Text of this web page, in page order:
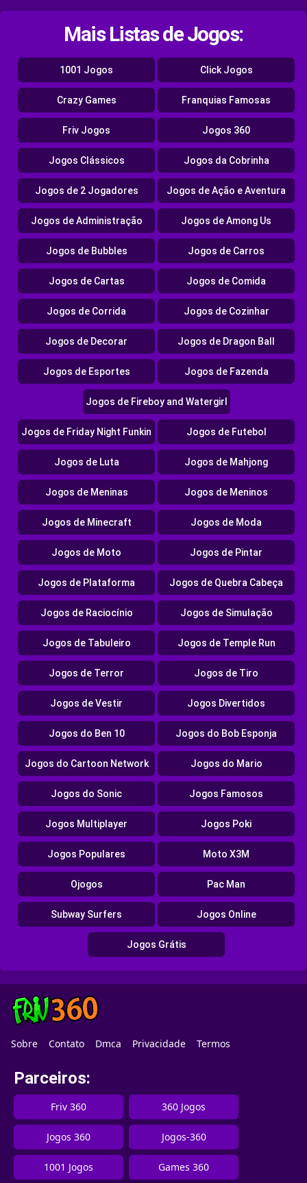
Mais Listas de Jogos:
1001 Jogos Click Jogos
Crazy Games Franquias Famosas
Friv Jogos Jogos 360
Jogos Clássicos Jogos da Cobrinha
Jogos de 2 Jogadores Jogos de Ação e Aventura
Jogos de Administração Jogos de Among Us
Jogos de Bubbles Jogos de Carros
Jogos de Cartas Jogos de Comida
Jogos de Corrida Jogos de Cozinhar
Jogos de Decorar Jogos de Dragon Ball
Jogos de Esportes Jogos de Fazenda
Jogos de Fireboy and Watergirl
Jogos de Friday Night Funkin Jogos de Futebol
Jogos de Luta Jogos de Mahjong
Jogos de Meninas Jogos de Meninos
Jogos de Minecraft Jogos de Moda
Jogos de Moto Jogos de Pintar
Jogos de Plataforma Jogos de Quebra Cabeça
Jogos de Raciocínio Jogos de Simulação
Jogos de Tabuleiro Jogos de Temple Run
Jogos de Terror Jogos de Tiro
Jogos de Vestir Jogos Divertidos
Jogos do Ben 10 Jogos do Bob Esponja
Jogos do Cartoon Network Jogos do Mario
Jogos do Sonic Jogos Famosos
Jogos Multiplayer Jogos Poki
Jogos Populares Moto X3M
Ojogos Pac Man
Subway Surfers Jogos Online
Jogos Grátis
Sobre Contato Dmca Privacidade Termos
Parceiros:
Friv 360 360 Jogos
Jogos 360 Jogos-360
1001 Jogos Games 360